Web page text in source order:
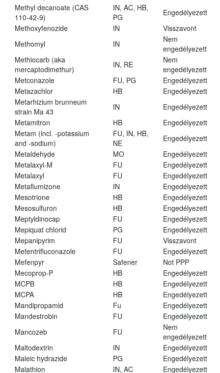
Methyl decanoate (CAS
110-42-9)
IN, AC, HB,
PG
Engedélyezett
Methoxyfenozide
IN
Visszavont
Methomyl
IN
Nem
engedélyezett
Methiocarb (aka
mercaptodimethur)
IN, RE
Nem
engedélyezett
Metconazole
FU, PG
Engedélyezett
Metazachlor
HB
Engedélyezett
Metarhizium brunneum
strain Ma 43
IN
Engedélyezett
Metamitron
HB
Engedélyezett
Metam (incl. -potassium
and -sodium)
FU, IN, HB,
NE
Engedélyezett
Metaldehyde
MO
Engedélyezett
Metalaxyl-M
FU
Engedélyezett
Metalaxyl
FU
Engedélyezett
Metaflumizone
IN
Engedélyezett
Mesotrione
HB
Engedélyezett
Mesosulfuron
HB
Engedélyezett
Meptyldinocap
FU
Engedélyezett
Mepiquat chlorid
PG
Engedélyezett
Mepanipyrim
FU
Visszavont
Mefentrifluconazole
FU
Engedélyezett
Mefenpyr
Safener
Not PPP
Mecoprop-P
HB
Engedélyezett
MCPB
HB
Engedélyezett
MCPA
HB
Engedélyezett
Mandipropamid
Fu
Engedélyezett
Mandestrobin
FU
Engedélyezett
Mancozeb
FU
Nem
engedélyezett
Maltodextrin
IN
Engedélyezett
Maleic hydrazide
PG
Engedélyezett
Malathion
IN, AC Engedélyezett